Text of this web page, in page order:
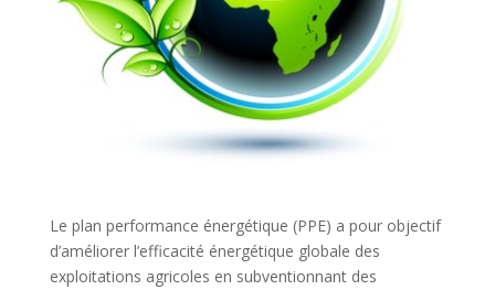
Le plan performance énergétique (PPE) a pour objectif
d’améliorer l’efficacité énergétique globale des
exploitations agricoles en subventionnant des